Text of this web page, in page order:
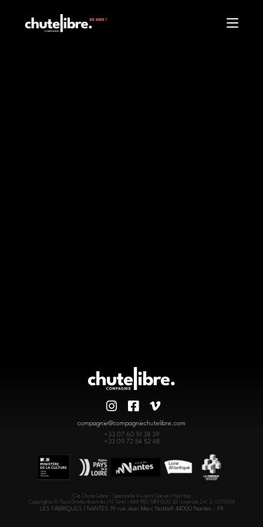
compagnie@compagniechutelibre.com
+33 07 60 51 38 39
+33 09 72 54 52 48
Cie Chute Libre - Spectacle Vivant | Danse | Hip Hop
Copyrights © Tous Droits réservés | N° Siret : 484 950 589 000 32 I License 2 n° 2-1059334
LES FABRIQUES | NANTES 19 rue Jean Marc NattieR 44000 Nantes - FR